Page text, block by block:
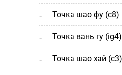
точка шао фу (c8)
точка вань гу (ig4)
точка шао хай (с3)